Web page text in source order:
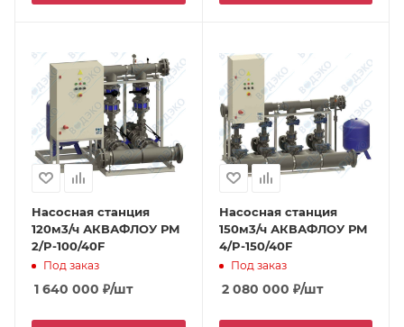
Насосная станция
120м3/ч АКВАФЛОУ РМ
2/P-100/40F
Под заказ
1 640 000 ₽/шт
Насосная станция
150м3/ч АКВАФЛОУ РМ
4/P-150/40F
Под заказ
2 080 000 ₽/шт